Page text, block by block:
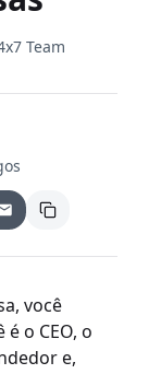
Team
você
o CEO, o
e,